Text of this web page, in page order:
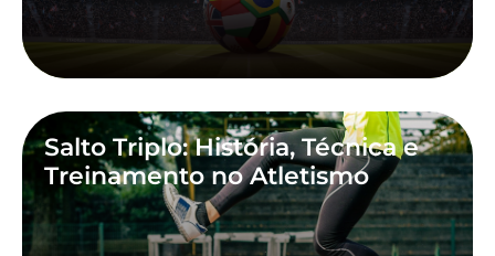
Salto Triplo: História, Técnica e
Treinamento no Atletismo